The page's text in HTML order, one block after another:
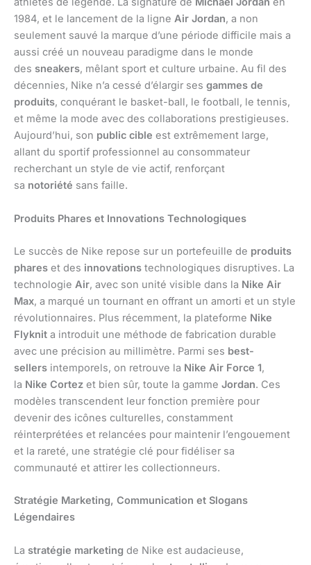
1984, et le lancement de la ligne Air Jordan, a non
seulement sauvé la marque d’une période difficile mais a
aussi créé un nouveau paradigme dans le monde
des sneakers, mêlant sport et culture urbaine. Au fil des
décennies, Nike n’a cessé d’élargir ses gammes de
produits, conquérant le basket-ball, le football, le tennis,
et même la mode avec des collaborations prestigieuses.
Aujourd’hui, son public cible est extrêmement large,
allant du sportif professionnel au consommateur
recherchant un style de vie actif, renforçant
sa notoriété sans faille.
Produits Phares et Innovations Technologiques
Le succès de Nike repose sur un portefeuille de produits
phares et des innovations technologiques disruptives. La
technologie Air, avec son unité visible dans la Nike Air
Max, a marqué un tournant en offrant un amorti et un style
révolutionnaires. Plus récemment, la plateforme Nike
Flyknit a introduit une méthode de fabrication durable
avec une précision au millimètre. Parmi ses best-
sellers intemporels, on retrouve la Nike Air Force 1,
la Nike Cortez et bien sûr, toute la gamme Jordan. Ces
modèles transcendent leur fonction première pour
devenir des icônes culturelles, constamment
réinterprétées et relancées pour maintenir l’engouement
et la rareté, une stratégie clé pour fidéliser sa
communauté et attirer les collectionneurs.
Stratégie Marketing, Communication et Slogans
Légendaires
La stratégie marketing de Nike est audacieuse,